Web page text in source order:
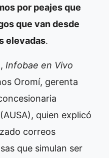
por peajes que
que van desde
elevadas.
Infobae en Vivo
Oromí, gerenta
(AUSA), quien explicó
correos
que simulan ser